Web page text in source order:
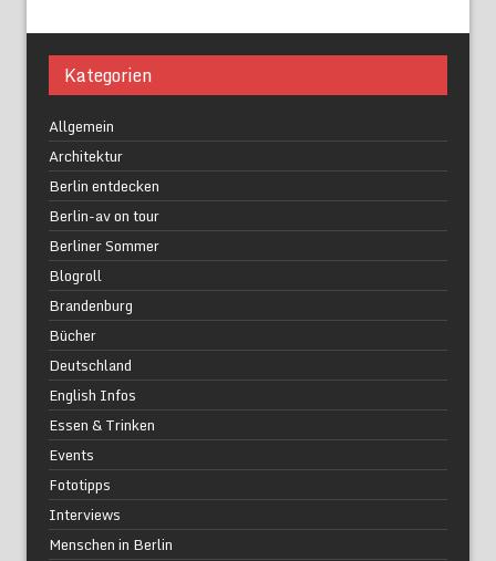
Kategorien
Allgemein
Architektur
Berlin entdecken
Berlin-av on tour
Berliner Sommer
Blogroll
Brandenburg
Bücher
Deutschland
English Infos
Essen & Trinken
Events
Fototipps
Interviews
Menschen in Berlin